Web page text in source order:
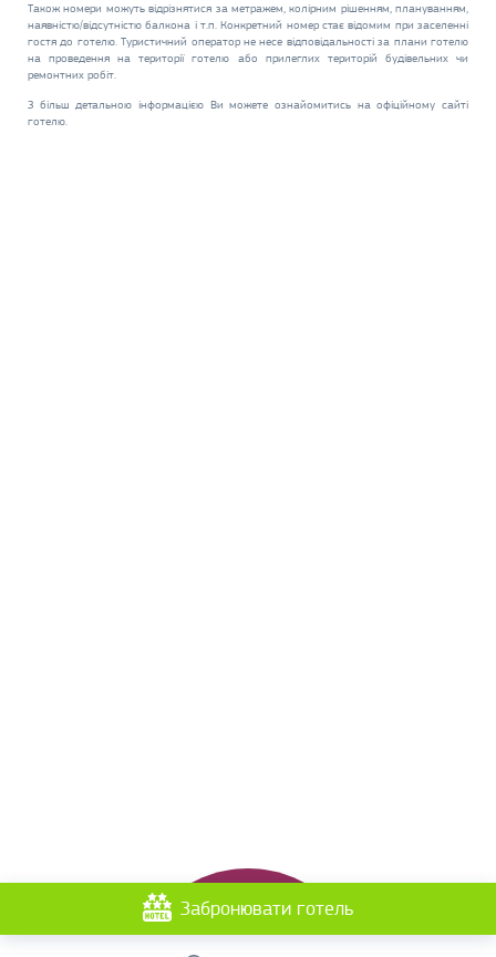
Також номери можуть відрізнятися за метражем, колірним рішенням, плануванням,
наявністю/відсутністю балкона і т.п. Конкретний номер стає відомим при заселенні
гостя до готелю. Туристичний оператор не несе відповідальності за плани готелю
на проведення на території готелю або прилеглих територій будівельних чи
ремонтних робіт.
З більш детальною інформацією Ви можете ознайомитись на офіційному сайті
готелю.
Забронювати готель